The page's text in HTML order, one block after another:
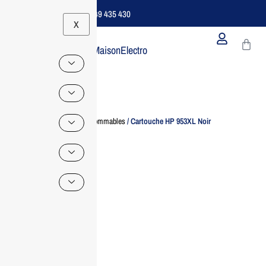
Support B2B Dédié | 06 49 435 430
X
MaisonElectro
Home/ Consommables/ Cartouche HP 953XL Noir